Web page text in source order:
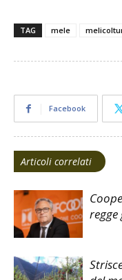
TAG mele
Facebook
Articoli correlati